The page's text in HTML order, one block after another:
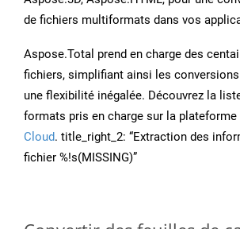
de fichiers multiformats dans vos
Aspose.Total prend en charge des
fichiers, simplifiant ainsi les
une flexibilité inégalée. Découvrez la
formats pris en charge sur la plateforme
Cloud. title_right_2: “Extraction des
fichier %!s(MISSING)”